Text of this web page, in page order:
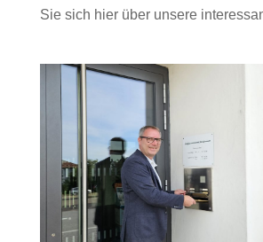
Sie sich hier über unsere